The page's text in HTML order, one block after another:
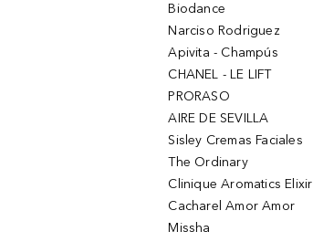
Biodance
Narciso Rodriguez
Apivita - Champús
CHANEL - LE LIFT
PRORASO
AIRE DE SEVILLA
Sisley Cremas Faciales
The Ordinary
Clinique Aromatics Elixir
Cacharel Amor Amor
Missha